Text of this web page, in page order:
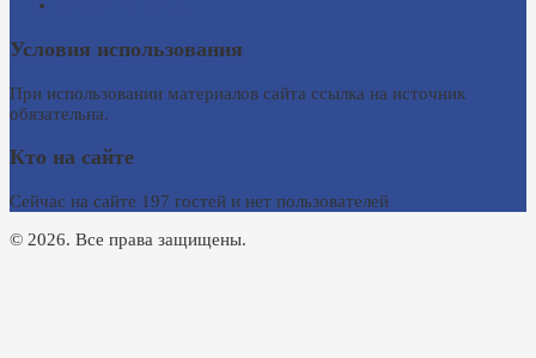
Условия использования
При использовании материалов сайта ссылка на источник
обязательна.
Кто на сайте
Сейчас на сайте 197 гостей и нет пользователей
© 2026. Все права защищены.